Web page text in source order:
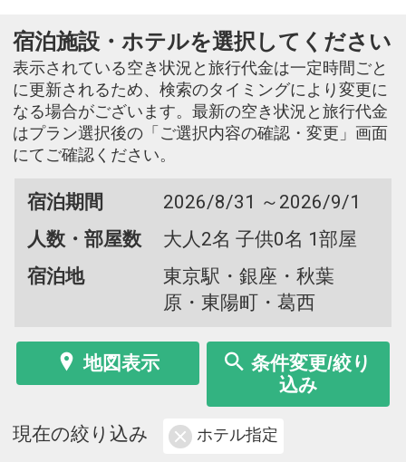
宿泊施設・ホテルを選択してください
表示されている空き状況と旅行代金は一定時間ごと
に更新されるため、検索のタイミングにより変更に
なる場合がございます。最新の空き状況と旅行代金
はプラン選択後の「ご選択内容の確認・変更」画面
にてご確認ください。
宿泊期間
2026/8/31 ～2026/9/1
人数・部屋数
大人2名 子供0名 1部屋
宿泊地
東京駅・銀座・秋葉
原・東陽町・葛西
地図表示
条件変更/絞り
込み
現在の絞り込み ホテル指定